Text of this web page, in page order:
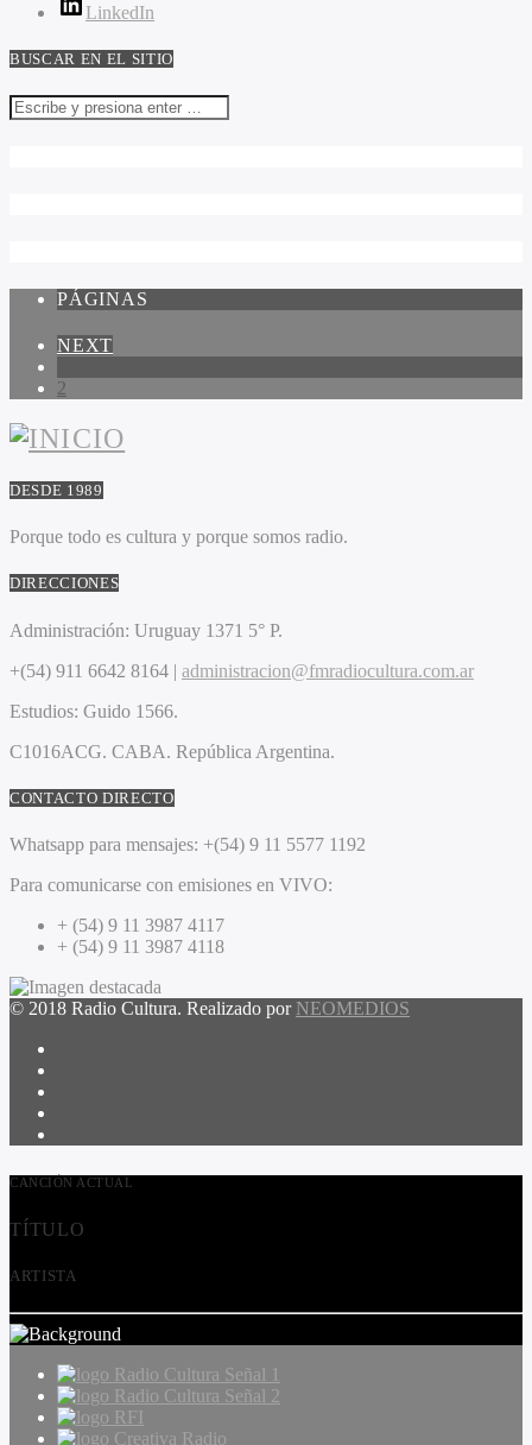
LinkedIn
BUSCAR EN EL SITIO
PÁGINAS
NEXT
2
DESDE 1989
Porque todo es cultura y porque somos radio.
DIRECCIONES
Administración: Uruguay 1371 5° P.
+(54) 911 6642 8164 | administracion@fmradiocultura.com.ar
Estudios: Guido 1566.
C1016ACG. CABA. República Argentina.
CONTACTO DIRECTO
Whatsapp para mensajes: +(54) 9 11 5577 1192
Para comunicarse con emisiones en VIVO:
+ (54) 9 11 3987 4117
+ (54) 9 11 3987 4118
© 2018 Radio Cultura. Realizado por NEOMEDIOS
CANCIÓN ACTUAL
TÍTULO
ARTISTA
Radio Cultura Señal 1
Radio Cultura Señal 2
RFI
Creativa Radio